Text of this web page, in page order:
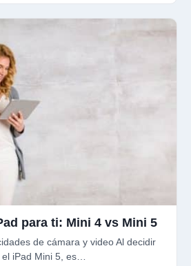
para ti: Mini 4 vs Mini 5
de cámara y video Al decidir
iPad Mini 5, es…